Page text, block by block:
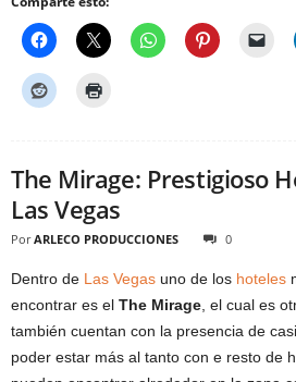
The Mirage: Prestigioso
Las Vegas
Por ARLECO PRODUCCIONES 0
Dentro de Las Vegas uno de los hoteles
encontrar es el The Mirage, el cual es
también cuentan con la presencia de
poder estar más al tanto con e resto de